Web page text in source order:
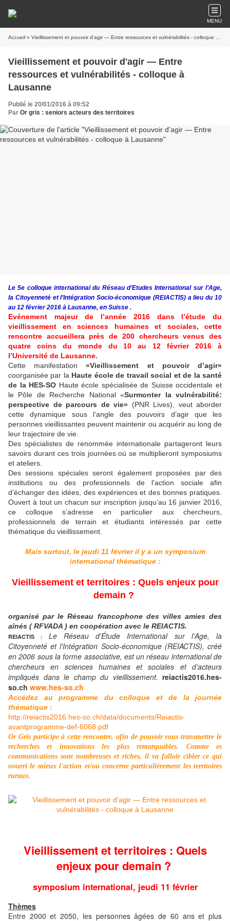
MENU
Accueil » Vieillissement et pouvoir d'agir — Entre ressources et vulnérabilités - colloque à Lausanne
Vieillissement et pouvoir d'agir — Entre
ressources et vulnérabilités - colloque à
Lausanne
Publié le 20/01/2016 à 09:52
Par Or gris : seniors acteurs des territoires
Le 5e colloque international du Réseau d’Etudes International sur l’Age,
la Citoyenneté et l’Intégration Socio-économique (REIACTIS) a lieu du 10
au 12 février 2016 à Lausanne, en Suisse .
Evénement majeur de l’année 2016 dans l’étude du
vieillissement en sciences humaines et sociales, cette
rencontre accueillera près de 200 chercheurs venus des
quatre coins du monde du 10 au 12 février 2016 à
l’Université de Lausanne.
Cette manifestation«Vieillissement et pouvoir d’agir»
coorganisée par la Haute école de travail social et de la santé
de la HES-SO Haute école spécialisée de Suisse occidentale et
le Pôle de Recherche National «Surmonter la vulnérabilité:
perspective de parcours de vie» (PNR Lives), veut aborder
cette dynamique sous l’angle des pouvoirs d’agir que les
personnes vieillissantes peuvent maintenir ou acquérir au long de
leur trajectoire de vie.
Des spécialistes de renommée internationale partageront leurs
savoirs durant ces trois journées où se multiplieront symposiums
et ateliers.
Des sessions spéciales seront également proposées par des
institutions ou des professionnels de l’action sociale afin
d’échanger des idées, des expériences et des bonnes pratiques.
Ouvert à tout un chacun sur inscription jusqu’au 16 janvier 2016,
ce colloque s’adresse en particulier aux chercheurs,
professionnels de terrain et étudiants intéressés par cette
thématique du vieillissement.
Mais surtout, le jeudi 11 février il y a un symposium
international thématique :
Vieillissement et territoires : Quels enjeux pour
demain ?
organisé par le Réseau francophone des villes amies des
aînés ( RFVADA ) en coopération avec le REIACTIS.
REIACTIS : Le Réseau d'Étude International sur l'Age, la
Citoyenneté et l'Intégration Socio-économique (REIACTIS), créé
en 2006 sous la forme associative, est un réseau international de
chercheurs en sciences humaines et sociales et d’acteurs
impliqués dans le champ du vieillissement. reiactis2016.hes-
so.ch www.hes-so.ch
Accédez au programme du colloque et de la journée
thématique :
http://reiactis2016.hes-so.ch/data/documents/Reiactis-
avantprogramme-def-6068.pdf
Or Gris participe à cette rencontre, afin de pouvoir vous transmettre le
recherches et innovations les plus remarquables. Comme es
communications sont nombreuses et riches, il va falloir cibler ce qui
nourri le mieux l'action et/ou concerne particulièrement les territoires
ruraux.
Vieillissement et territoires : Quels
enjeux pour demain ?
symposium international, jeudi 11 février
Thèmes
Entre 2000 et 2050, les personnes âgées de 60 ans et plus